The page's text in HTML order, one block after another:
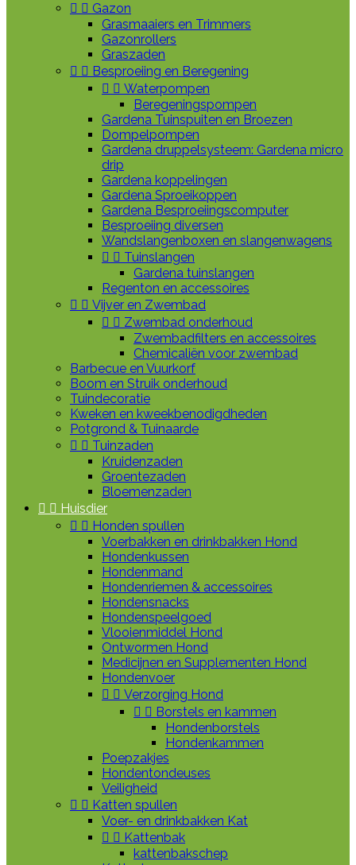
  Gazon
Grasmaaiers en Trimmers
Gazonrollers
Graszaden
  Besproeiing en Beregening
  Waterpompen
Beregeningspompen
Gardena Tuinspuiten en Broezen
Dompelpompen
Gardena druppelsysteem: Gardena micro
drip
Gardena koppelingen
Gardena Sproeikoppen
Gardena Besproeiingscomputer
Besproeiing diversen
Wandslangenboxen en slangenwagens
  Tuinslangen
Gardena tuinslangen
Regenton en accessoires
  Vijver en Zwembad
  Zwembad onderhoud
Zwembadfilters en accessoires
Chemicaliën voor zwembad
Barbecue en Vuurkorf
Boom en Struik onderhoud
Tuindecoratie
Kweken en kweekbenodigdheden
Potgrond & Tuinaarde
  Tuinzaden
Kruidenzaden
Groentezaden
Bloemenzaden
  Huisdier
  Honden spullen
Voerbakken en drinkbakken Hond
Hondenkussen
Hondenmand
Hondenriemen & accessoires
Hondensnacks
Hondenspeelgoed
Vlooienmiddel Hond
Ontwormen Hond
Medicijnen en Supplementen Hond
Hondenvoer
  Verzorging Hond
  Borstels en kammen
Hondenborstels
Hondenkammen
Poepzakjes
Hondentondeuses
Veiligheid
  Katten spullen
Voer- en drinkbakken Kat
  Kattenbak
kattenbakschep